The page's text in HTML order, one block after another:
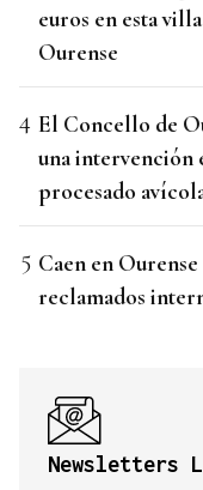
euros en esta
Ourense
El Concello de
una intervención
procesado
Caen en
reclamados
Newsletters